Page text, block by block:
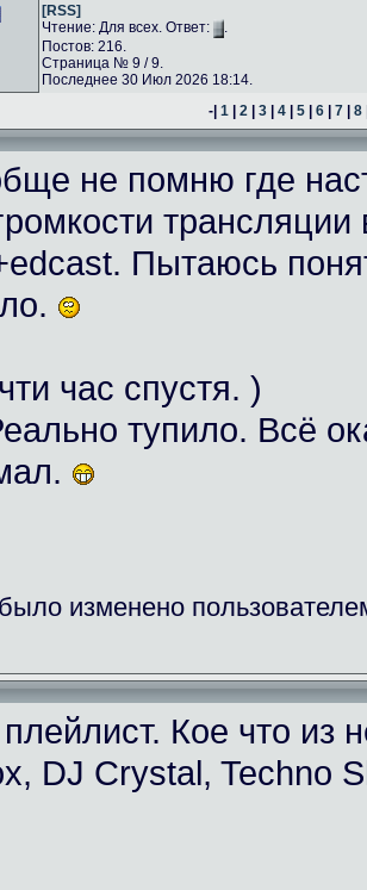
[RSS]
Чтение: Для всех. Ответ:
.
Постов: 216.
Страница № 9 / 9.
Последнее 30 Июл 2026 18:14.
-|1 |2 |3 |4 |5 |6 |7 |8
не помню где
трансляции
Пытаюсь
час спустя. )
тупило. Всё
изменено
Кое что из
DJ Crystal, Techno